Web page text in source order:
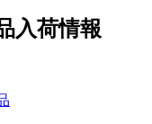
入荷情報